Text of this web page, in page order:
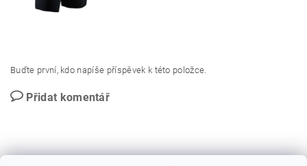
Buďte první, kdo napíše příspěvek k této položce.
Přidat komentář